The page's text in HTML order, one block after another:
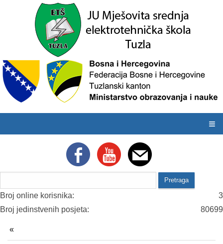
≡
Broj online korisnika:
3
Broj jedinstvenih posjeta:
80699